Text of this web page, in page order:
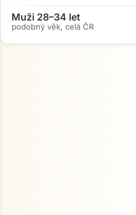
Muži 28–34 let
podobný věk, celá ČR